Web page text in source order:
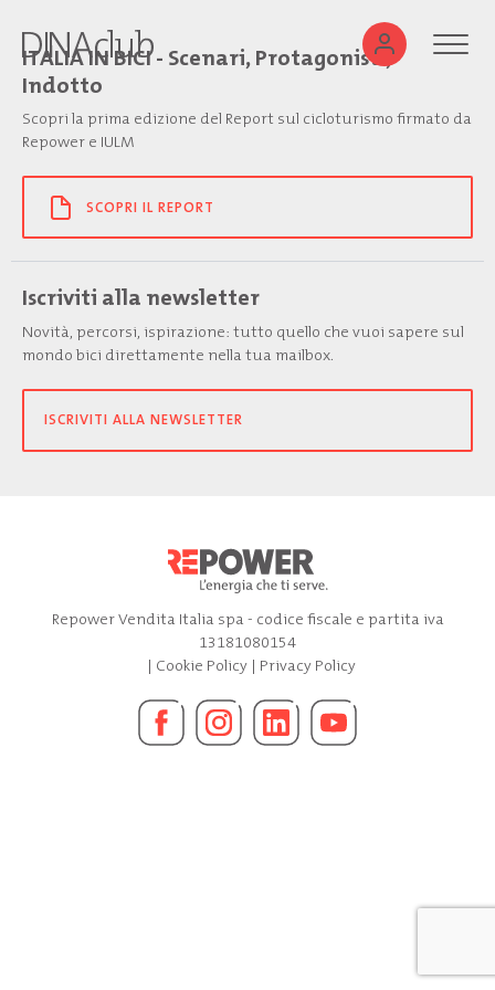
ITALIA IN BICI - Scenari, Protagonisti,
Indotto
Scopri la prima edizione del Report sul cicloturismo firmato da
Repower e IULM
SCOPRI IL REPORT
Iscriviti alla newsletter
Novità, percorsi, ispirazione: tutto quello che vuoi sapere sul
mondo bici direttamente nella tua mailbox.
ISCRIVITI ALLA NEWSLETTER
Repower Vendita Italia spa - codice fiscale e partita iva
13181080154
| Cookie Policy| Privacy Policy